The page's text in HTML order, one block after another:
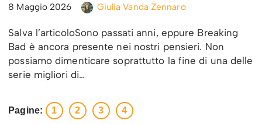
8 Maggio 2026 Giulia Vanda Zennaro
Salva l’articoloSono passati anni, eppure Breaking
Bad è ancora presente nei nostri pensieri. Non
possiamo dimenticare soprattutto la fine di una delle
serie migliori di…
Pagine: 1 2 3 4